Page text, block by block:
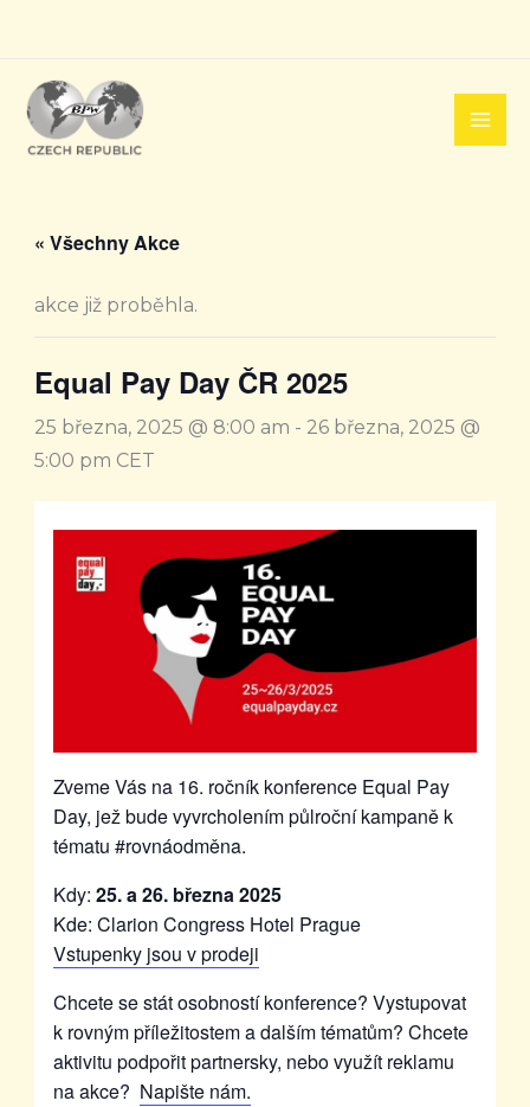
obsah
« Všechny Akce
akce již proběhla.
Equal Pay Day ČR 2025
25 března, 2025 @ 8:00 am - 26 března, 2025 @
5:00 pm CET
Zveme Vás na 16. ročník konference Equal Pay
Day, jež bude vyvrcholením půlroční kampaně k
tématu #rovnáodměna.
Kdy: 25. a 26. března 2025
Kde: Clarion Congress Hotel Prague
Vstupenky jsou v prodeji
Chcete se stát osobností konference? Vystupovat
k rovným příležitostem a dalším tématům? Chcete
aktivitu podpořit partnersky, nebo využít reklamu
na akce? Napište nám.